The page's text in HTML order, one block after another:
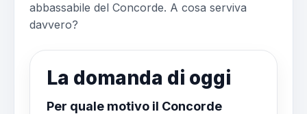
abbassabile del Concorde. A cosa serviva
davvero?
La domanda di oggi
Per quale motivo il Concorde